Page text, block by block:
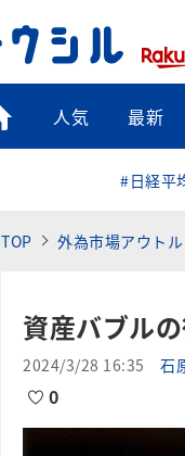
トップ
人気 最新
#日経平
TOP 外為市場アウト
資産バブル
2024/3/28 16:35 石
0